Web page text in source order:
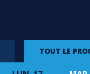
TOUT LE